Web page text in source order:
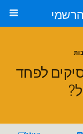
לפחד